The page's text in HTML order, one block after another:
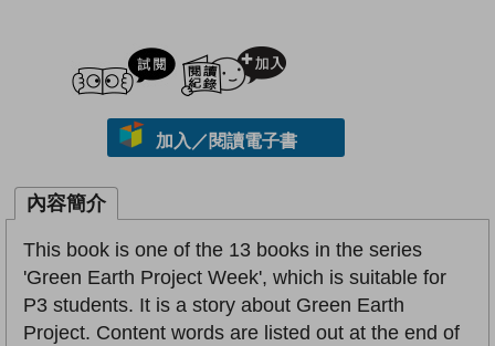
試閲
加入／閱讀電子書
內容簡介
This book is one of the 13 books in the series
'Green Earth Project Week', which is suitable for
P3 students. It is a story about Green Earth
Project. Content words are listed out at the end of